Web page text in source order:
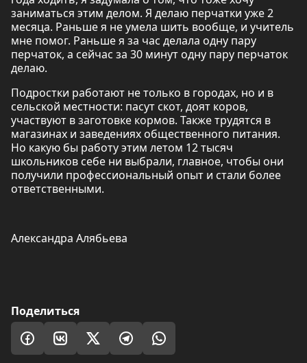
заниматься этим делом. Я делаю перчатки уже 2
месяца. Раньше я не умела шить вообще, и учитель
мне помог. Раньше я за час делала одну пару
перчаток, а сейчас за 30 минут одну пару перчаток
делаю.
Подростки работают не только в городах, но и в
сельской местности: пасут скот, доят коров,
участвуют в заготовке кормов. Также трудятся в
магазинах и заведениях общественного питания.
Но какую бы работу этим летом 12 тысяч
школьников себе ни выбрали, главное, чтобы они
получили профессиональный опыт и стали более
ответственными.
Александра Алябьева
Поделиться